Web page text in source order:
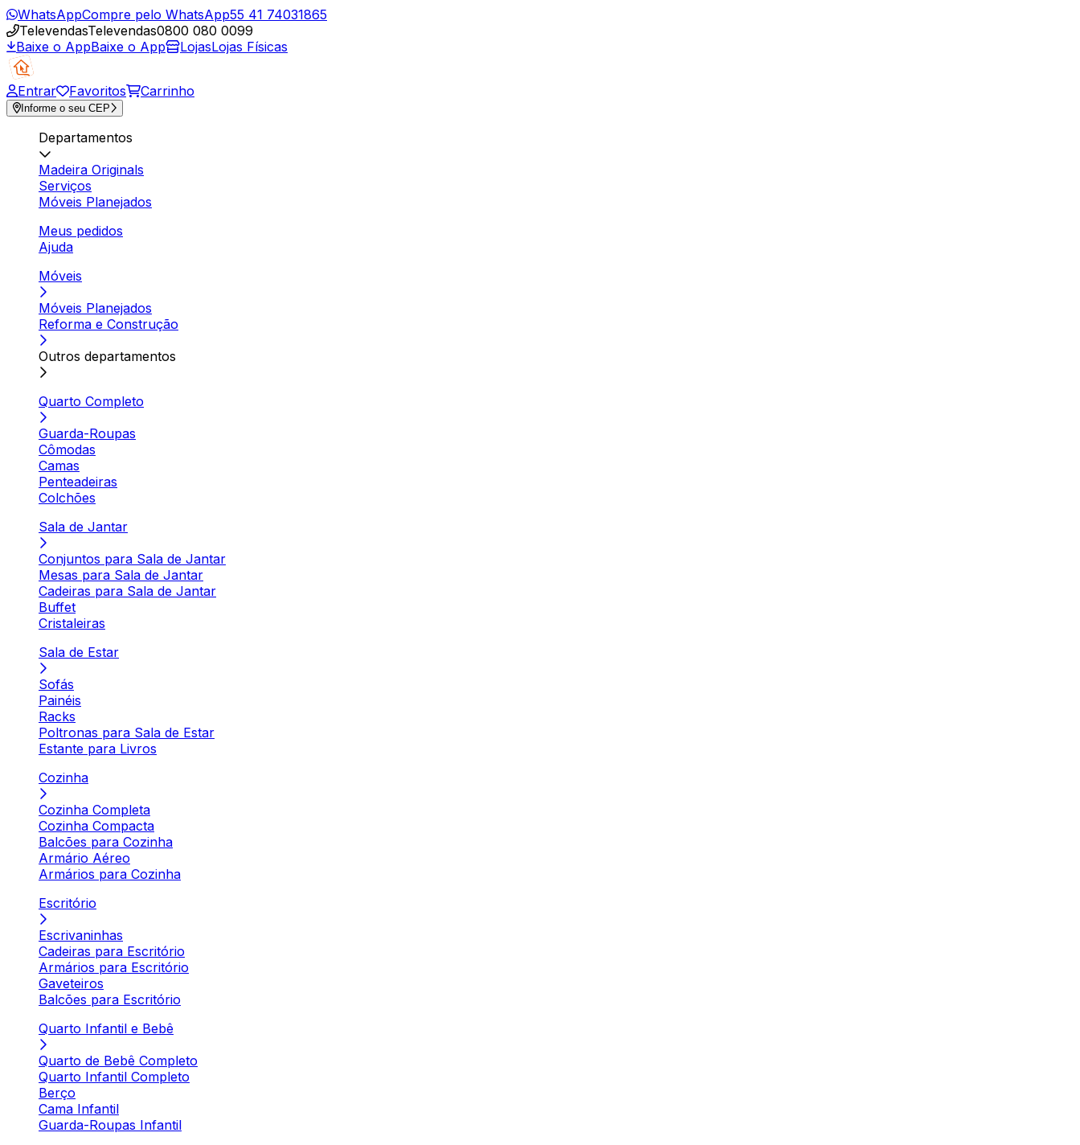
WhatsAppCompre pelo WhatsApp55 41 74031865
TelevendasTelevendas0800 080 0099
Baixe o AppBaixe o App LojasLojas Físicas
Entrar Favoritos Carrinho
Informe o seu CEP
Departamentos
Madeira Originals
Serviços
Móveis Planejados
Meus pedidos
Ajuda
Móveis
Móveis Planejados
Reforma e Construção
Outros departamentos
Quarto Completo
Guarda-Roupas
Cômodas
Camas
Penteadeiras
Colchões
Sala de Jantar
Conjuntos para Sala de Jantar
Mesas para Sala de Jantar
Cadeiras para Sala de Jantar
Buffet
Cristaleiras
Sala de Estar
Sofás
Painéis
Racks
Poltronas para Sala de Estar
Estante para Livros
Cozinha
Cozinha Completa
Cozinha Compacta
Balcões para Cozinha
Armário Aéreo
Armários para Cozinha
Escritório
Escrivaninhas
Cadeiras para Escritório
Armários para Escritório
Gaveteiros
Balcões para Escritório
Quarto Infantil e Bebê
Quarto de Bebê Completo
Quarto Infantil Completo
Berço
Cama Infantil
Guarda-Roupas Infantil